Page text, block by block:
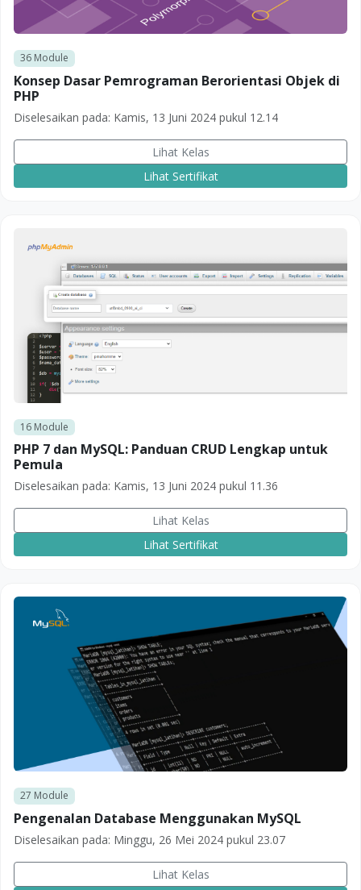
36Module
Konsep Dasar Pemrograman Berorientasi Objek di
PHP
Diselesaikan pada: Kamis, 13 Juni 2024 pukul 12.14
Lihat Kelas
Lihat Sertifikat
16Module
PHP 7 dan MySQL: Panduan CRUD Lengkap untuk
Pemula
Diselesaikan pada: Kamis, 13 Juni 2024 pukul 11.36
Lihat Kelas
Lihat Sertifikat
27 Module
Pengenalan Database Menggunakan MySQL
Diselesaikan pada: Minggu, 26 Mei 2024 pukul 23.07
Lihat Kelas